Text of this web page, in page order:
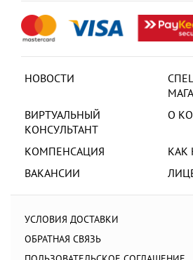
НОВОСТИ
ВИРТУАЛЬНЫЙ
КОНСУЛЬТАНТ
О
КОМПЕНСАЦИЯ
КАК
ВАКАНСИИ
УСЛОВИЯ ДОСТАВКИ
ОБРАТНАЯ СВЯЗЬ